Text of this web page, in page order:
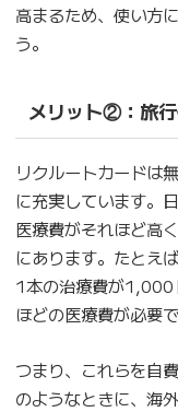
高まるため、使い方
う。
メリット②：旅
リクルートカードは
に充実しています。
医療費がそれほど高
にあります。たとえ
1本の治療費が1,000
ほどの医療費が必要で
つまり、これらを自
のようなときに、海